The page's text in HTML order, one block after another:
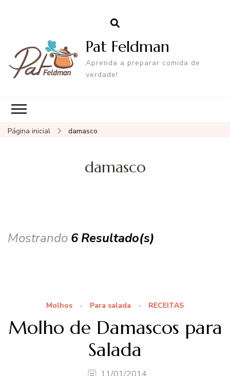
Pat Feldman
Aprenda a preparar comida de
verdade!
Página inicial damasco
damasco
Mostrando 6 Resultado(s)
Molhos Para salada RECEITAS
Molho de Damascos para
Salada